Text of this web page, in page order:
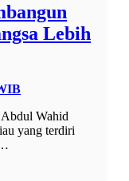
Lebih
Wahid
yang terdiri